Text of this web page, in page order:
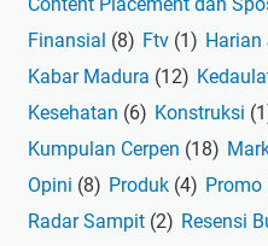
Finansial (8) Ftv (1)
Kabar Madura (12)
Kesehatan (6) Konstruksi
Kumpulan Cerpen (18)
Opini (8) Produk (4) Promo
Radar Sampit (2) Resensi